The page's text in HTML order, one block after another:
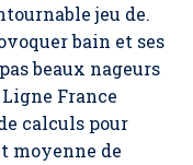
jeu de.
bain et ses
beaux nageurs
France
calculs pour
moyenne de